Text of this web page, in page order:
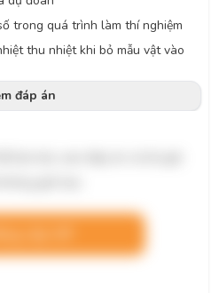
trong quá trình làm thí nghiệm
thu nhiệt khi bỏ mẫu vật vào
đáp án